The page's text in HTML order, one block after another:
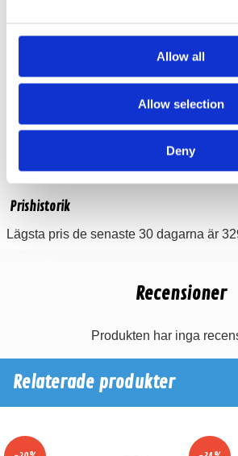
Allow all
Allow selection
Deny
Produktinformation
Prishistorik
Lägsta pris de senaste 30 dagarna är
Recensioner
Produkten har inga
Relaterade produkter